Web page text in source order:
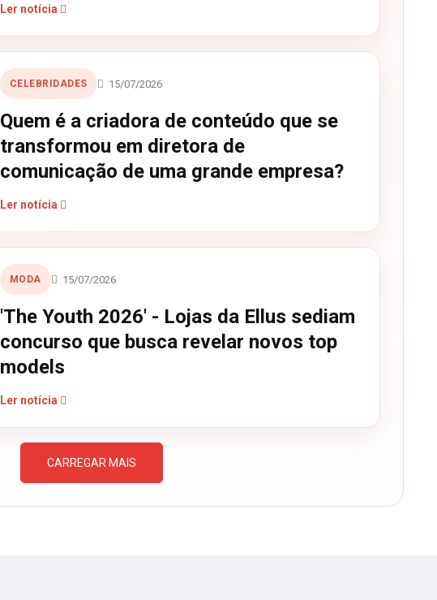
Ler notícia
CELEBRIDADES 15/07/2026
Quem é a criadora de conteúdo que se
transformou em diretora de
comunicação de uma grande empresa?
Ler notícia
MODA 15/07/2026
'The Youth 2026' - Lojas da Ellus sediam
concurso que busca revelar novos top
models
Ler notícia
CARREGAR MAIS